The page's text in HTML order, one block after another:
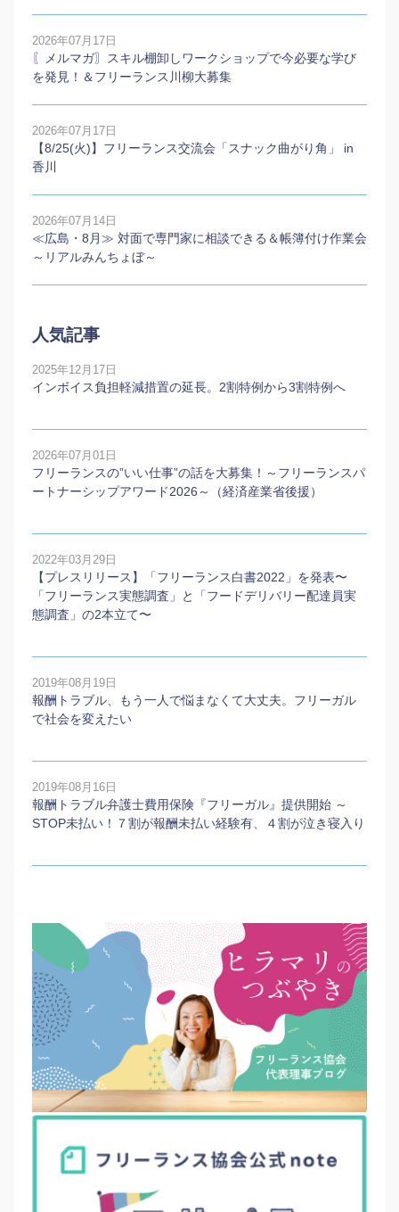
2026年07月17日
〖メルマガ〗スキル棚卸しワークショップで今必要な学び
を発見！＆フリーランス川柳大募集
2026年07月17日
【8/25(火)】フリーランス交流会「スナック曲がり角」 in
香川
2026年07月14日
≪広島・8月≫ 対面で専門家に相談できる＆帳簿付け作業会
～リアルみんちょぼ～
人気記事
2025年12月17日
インボイス負担軽減措置の延長。2割特例から3割特例へ
2026年07月01日
フリーランスの”いい仕事”の話を大募集！～フリーランスパ
ートナーシップアワード2026～（経済産業省後援）
2022年03月29日
【プレスリリース】「フリーランス白書2022」を発表〜
「フリーランス実態調査」と「フードデリバリー配達員実
態調査」の2本⽴て〜
2019年08月19日
報酬トラブル、もう一人で悩まなくて大丈夫。フリーガル
で社会を変えたい
2019年08月16日
報酬トラブル弁護士費用保険『フリーガル』提供開始 ～
STOP未払い！７割が報酬未払い経験有、４割が泣き寝入り